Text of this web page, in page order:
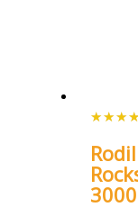
3000